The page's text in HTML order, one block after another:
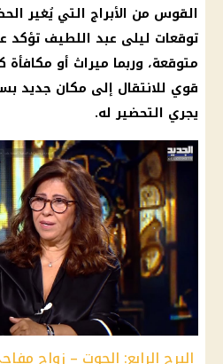
القوس من الأبراج التي يُغير
توقعات ليلى عبد اللطيف تؤكد
متوقعة، وربما ميراث أو مكافأة
قوي للانتقال إلى مكان جديد
يجري التحضير له.
البرج الرابع: الحوت – زواج